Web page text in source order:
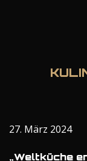
27. März 2024
„Weltküche